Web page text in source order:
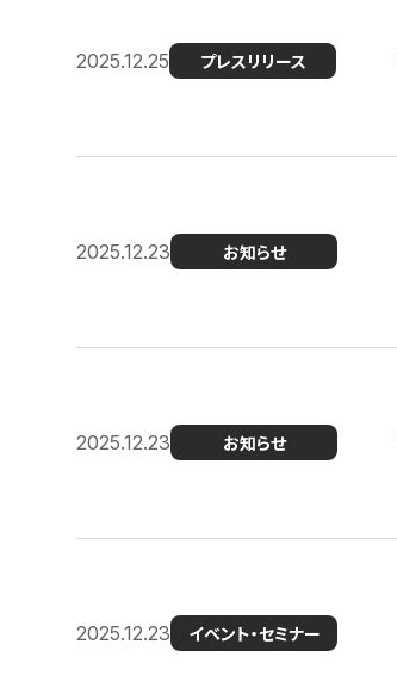
2025.12.25 プレスリリース
2025.12.23 お知らせ
2025.12.23 お知らせ
2025.12.23 イベント・セミナー